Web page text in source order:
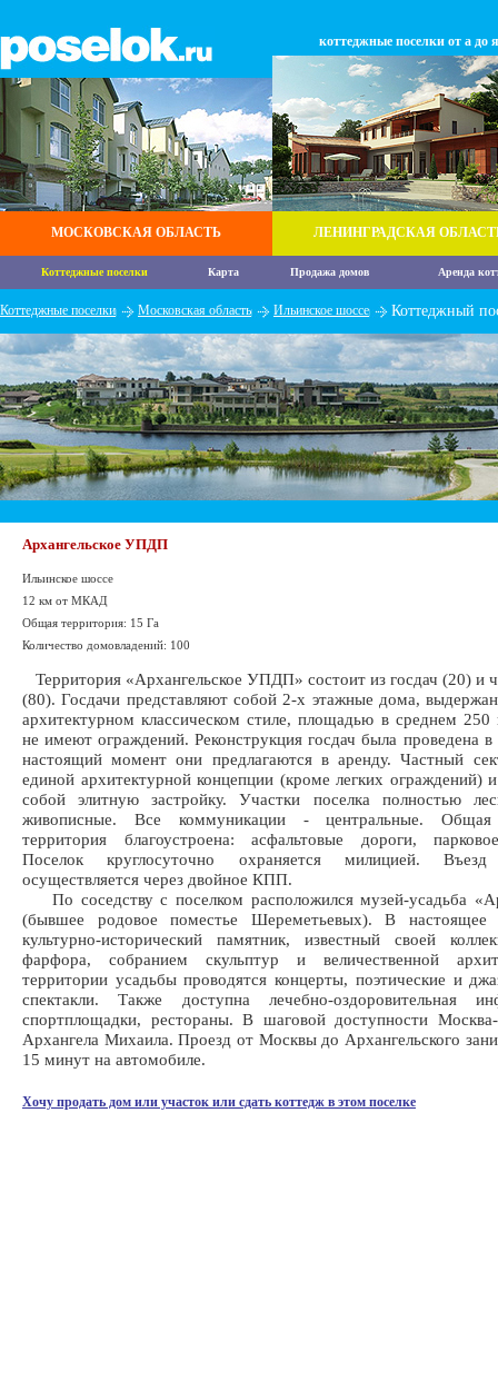
МОСКОВСКАЯ ОБЛАСТЬ
коттеджные поселки от а до я
ЛЕНИНГРАДСКАЯ
Коттеджные поселки Карта Продажа домов Аренда
Коттеджные поселки Московская область Ильинское шоссе Коттеджный
Архангельское УПДП
Ильинское шоссе
12 км от МКАД
Общая территория: 15 Га
Количество домовладений: 100
Территория «Архангельское УПДП» состоит из госдач (20) и
(80). Госдачи представляют собой 2-х этажные дома,
архитектурном классическом стиле, площадью в среднем
не имеют ограждений. Реконструкция госдач была проведена
настоящий момент они предлагаются в аренду. Частный
единой архитектурной концепции (кроме легких ограждений) и
собой элитную застройку. Участки поселка полностью
живописные. Все коммуникации - центральные. Общая
территория благоустроена: асфальтовые дороги,
Поселок круглосуточно охраняется милицией.
осуществляется через двойное КПП.
По соседству с поселком расположился музей-усадьба
(бывшее родовое поместье Шереметьевых). В
культурно-исторический памятник, известный своей
фарфора, собранием скульптур и величественной
территории усадьбы проводятся концерты, поэтические и
спектакли. Также доступна лечебно-оздоровительная
спортплощадки, рестораны. В шаговой доступности Москва-
Архангела Михаила. Проезд от Москвы до Архангельского
15 минут на автомобиле.
Хочу продать дом или участок или сдать коттедж в этом поселке